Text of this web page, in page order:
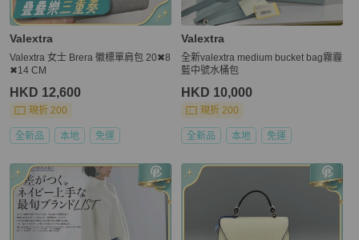
Valextra
Valextra 女士 Brera 徽標單肩包 20✖8
✖14 CM
HKD 12,600
現折 200
全新品 本地 免運
Valextra
全新valextra medium bucket bag霧霾
藍中號水桶包
HKD 10,000
現折 200
全新品 本地 免運